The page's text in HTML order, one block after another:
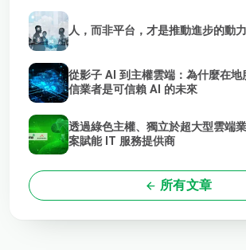
人，而非平台，才是推動進步的動力
從影子 AI 到主權雲端：為什麼在地
信業者是可信賴 AI 的未來
透過綠色主權、獨立於超大型雲端
案賦能 IT 服務提供商
所有文章